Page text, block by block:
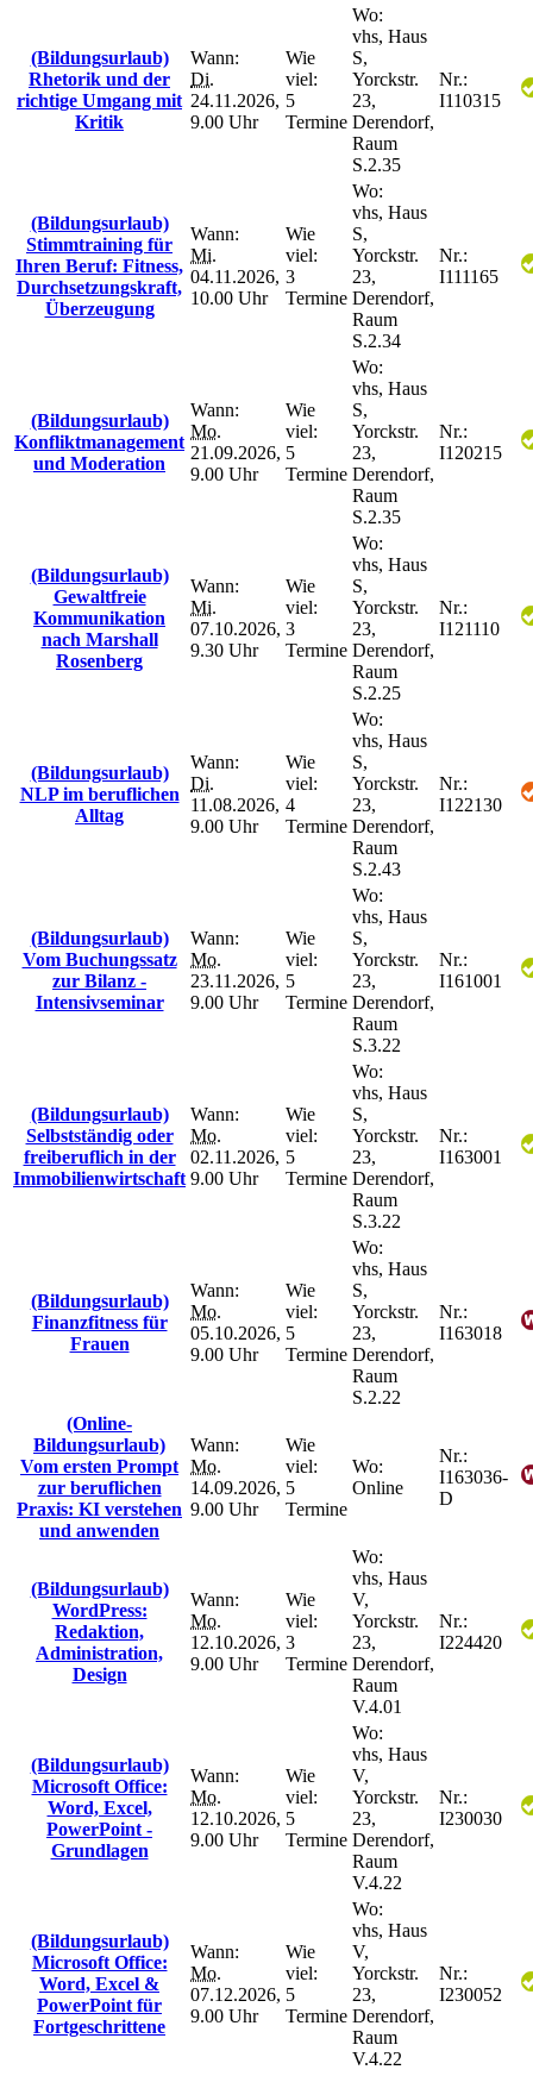
(Bildungsurlaub)
Rhetorik und der
richtige Umgang mit
Kritik
Wann:
Di.
24.11.2026,
9.00 Uhr
Wie
viel:
5
Termine
Wo:
vhs, Haus
S,
Yorckstr.
23,
Derendorf,
Raum
S.2.35
Nr.:
I110315
(Bildungsurlaub)
Stimmtraining für
Ihren Beruf: Fitness,
Durchsetzungskraft,
Überzeugung
Wann:
Mi.
04.11.2026,
10.00 Uhr
Wie
viel:
3
Termine
Wo:
vhs, Haus
S,
Yorckstr.
23,
Derendorf,
Raum
S.2.34
Nr.:
I111165
(Bildungsurlaub)
Konfliktmanagement
und Moderation
Wann:
Mo.
21.09.2026,
9.00 Uhr
Wie
viel:
5
Termine
Wo:
vhs, Haus
S,
Yorckstr.
23,
Derendorf,
Raum
S.2.35
Nr.:
I120215
(Bildungsurlaub)
Gewaltfreie
Kommunikation
nach Marshall
Rosenberg
Wann:
Mi.
07.10.2026,
9.30 Uhr
Wie
viel:
3
Termine
Wo:
vhs, Haus
S,
Yorckstr.
23,
Derendorf,
Raum
S.2.25
Nr.:
I121110
(Bildungsurlaub)
NLP im beruflichen
Alltag
Wann:
Di.
11.08.2026,
9.00 Uhr
Wie
viel:
4
Termine
Wo:
vhs, Haus
S,
Yorckstr.
23,
Derendorf,
Raum
S.2.43
Nr.:
I122130
(Bildungsurlaub)
Vom Buchungssatz
zur Bilanz -
Intensivseminar
Wann:
Mo.
23.11.2026,
9.00 Uhr
Wie
viel:
5
Termine
Wo:
vhs, Haus
S,
Yorckstr.
23,
Derendorf,
Raum
S.3.22
Nr.:
I161001
(Bildungsurlaub)
Selbstständig oder
freiberuflich in der
Immobilienwirtschaft
Wann:
Mo.
02.11.2026,
9.00 Uhr
Wie
viel:
5
Termine
Wo:
vhs, Haus
S,
Yorckstr.
23,
Derendorf,
Raum
S.3.22
Nr.:
I163001
(Bildungsurlaub)
Finanzfitness für
Frauen
Wann:
Mo.
05.10.2026,
9.00 Uhr
Wie
viel:
5
Termine
Wo:
vhs, Haus
S,
Yorckstr.
23,
Derendorf,
Raum
S.2.22
Nr.:
I163018
(Online-
Bildungsurlaub)
Vom ersten Prompt
zur beruflichen
Praxis: KI verstehen
und anwenden
Wann:
Mo.
14.09.2026,
9.00 Uhr
Wie
viel:
5
Termine
Wo:
Online
Nr.:
I163036-
D
(Bildungsurlaub)
WordPress:
Redaktion,
Administration,
Design
Wann:
Mo.
12.10.2026,
9.00 Uhr
Wie
viel:
3
Termine
Wo:
vhs, Haus
V,
Yorckstr.
23,
Derendorf,
Raum
V.4.01
Nr.:
I224420
(Bildungsurlaub)
Microsoft Office:
Word, Excel,
PowerPoint -
Grundlagen
Wann:
Mo.
12.10.2026,
9.00 Uhr
Wie
viel:
5
Termine
Wo:
vhs, Haus
V,
Yorckstr.
23,
Derendorf,
Raum
V.4.22
Nr.:
I230030
(Bildungsurlaub)
Microsoft Office:
Word, Excel &
PowerPoint für
Fortgeschrittene
Wann:
Mo.
07.12.2026,
9.00 Uhr
Wie
viel:
5
Termine
Wo:
vhs, Haus
V,
Yorckstr.
23,
Derendorf,
Raum
V.4.22
Nr.:
I230052